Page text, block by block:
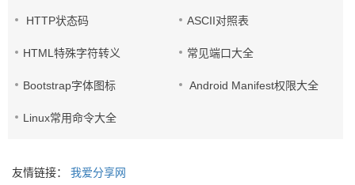
HTTP状态码 ASCII对照表
HTML特殊字符转义 常见端口大全
Bootstrap字体图标 Android Manifest权限大全
Linux常用命令大全
友情链接： 我爱分享网